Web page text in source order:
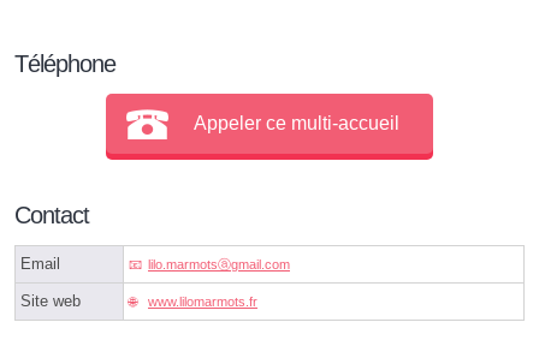
Téléphone
Appeler ce multi-accueil
Contact
Email lilo.marmotsⓐgmail.com
Site web www.lilomarmots.fr